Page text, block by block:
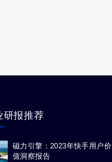
研报推荐
磁力引擎：2023年快手用户价
值洞察报告